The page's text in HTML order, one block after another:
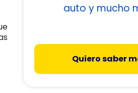
auto y mucho
Quiero saber